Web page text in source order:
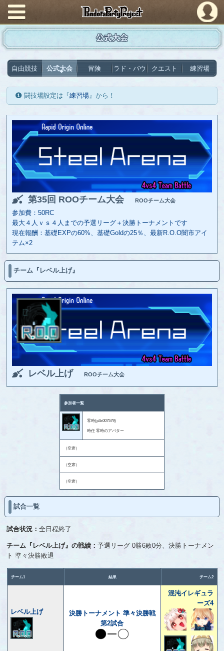
PandoraPartyProject
公式大会
自由競技 公式大会 冒険 ラド・バウ クエスト 練習場
闘技場設定は『練習場』から！
第35回 ROOチーム大会 ROOチーム大会
参加費：50RC
最大４人ｖｓ４人までの予選リーグ＋決勝トーナメントです
現在報酬：基礎EXPの60%、基礎Goldの25％、最新R.O.O闇市アイ
テム×2
チーム『レベル上げ』
レベル上げ ROOチーム大会
参加者一覧
零時(p3x007579)
時任 零時のアバター
（空席）
（空席）
（空席）
試合一覧
試合状況：全日程終了
チーム『レベル上げ』の戦績：予選リーグ 0勝6敗0分、決勝トーナメン
ト 準々決勝敗退
チーム1 結果 チーム2
レベル上げ
決勝トーナメント 準々決勝戦
第2試合
混沌イレギュラ
ーズ4